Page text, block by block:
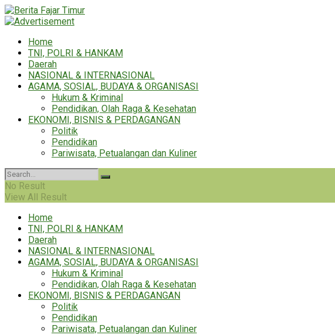
Home
TNI, POLRI & HANKAM
Daerah
NASIONAL & INTERNASIONAL
AGAMA, SOSIAL, BUDAYA & ORGANISASI
Hukum & Kriminal
Pendidikan, Olah Raga & Kesehatan
EKONOMI, BISNIS & PERDAGANGAN
Politik
Pendidikan
Pariwisata, Petualangan dan Kuliner
No Result
View All Result
Home
TNI, POLRI & HANKAM
Daerah
NASIONAL & INTERNASIONAL
AGAMA, SOSIAL, BUDAYA & ORGANISASI
Hukum & Kriminal
Pendidikan, Olah Raga & Kesehatan
EKONOMI, BISNIS & PERDAGANGAN
Politik
Pendidikan
Pariwisata, Petualangan dan Kuliner